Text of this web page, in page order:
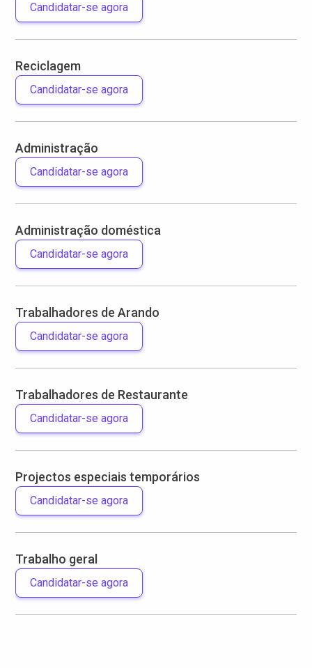
Candidatar-se agora
Reciclagem
Candidatar-se agora
Administração
Candidatar-se agora
Administração doméstica
Candidatar-se agora
Trabalhadores de Arando
Candidatar-se agora
Trabalhadores de Restaurante
Candidatar-se agora
Projectos especiais temporários
Candidatar-se agora
Trabalho geral
Candidatar-se agora